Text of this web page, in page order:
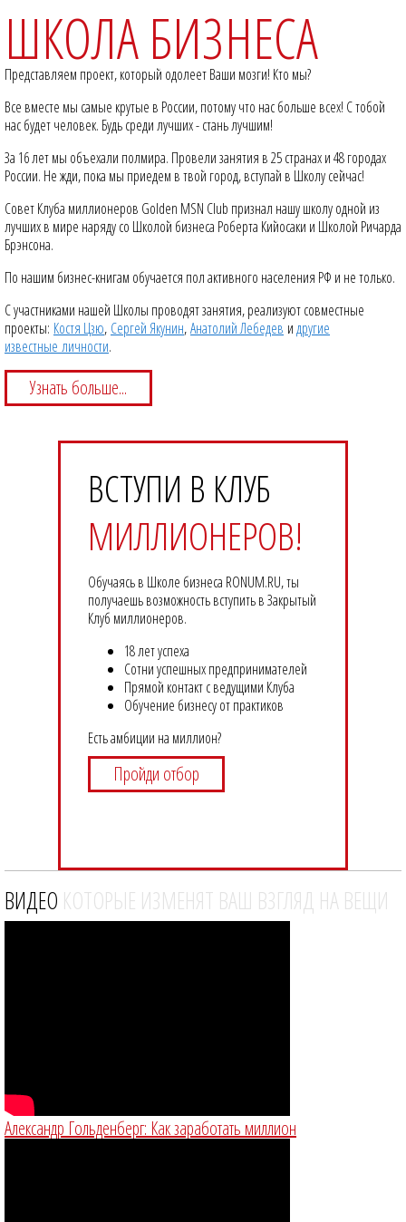
ШКОЛА БИЗНЕСА
Представляем проект, который одолеет Ваши мозги! Кто мы?
Все вместе мы самые крутые в России, потому что нас больше всех! С тобой
нас будетчеловек. Будь среди лучших - стань лучшим!
За 16 лет мы объехали полмира. Провели занятия в 25 странах и 48 городах
России. Не жди, пока мы приедем в твой город, вступай в Школу сейчас!
Совет Клуба миллионеров Golden MSN Club признал нашу школу одной из
лучших в мире наряду со Школой бизнеса Роберта Кийосаки и Школой Ричарда
Брэнсона.
По нашим бизнес-книгам обучается пол активного населения РФ и не только.
С участниками нашей Школы проводят занятия, реализуют совместные
проекты: Костя Цзю, Сергей Якунин,Анатолий Лебедев идругие
известные личности.
Узнать больше...
ВСТУПИ В КЛУБ
МИЛЛИОНЕРОВ!
Обучаясь в Школе бизнеса RONUM.RU, ты
получаешь возможность вступить в Закрытый
Клуб миллионеров.
18 лет успеха
Сотни успешных предпринимателей
Прямой контакт с ведущими Клуба
Обучение бизнесу от практиков
Есть амбиции на миллион?
Пройди отбор
ВИДЕО КОТОРЫЕ ИЗМЕНЯТ ВАШ ВЗГЛЯД НА ВЕЩИ
Александр Гольденберг: Как заработать миллион